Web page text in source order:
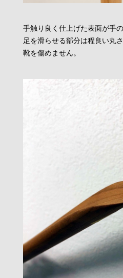
手触り良く仕上げた表面が手
足を滑らせる部分は程良い丸
靴を傷めません。